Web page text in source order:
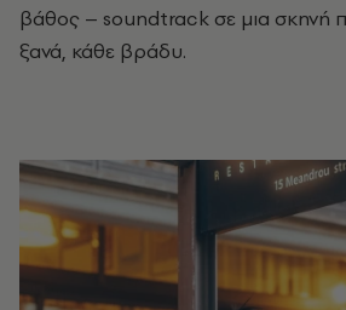
βάθος – soundtrack σε μια σκηνή
ξανά, κάθε βράδυ.